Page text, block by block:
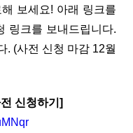
보세요! 아래 링크를
링크를 보내드립니다.
. (사전 신청 마감 12월
신청하기]